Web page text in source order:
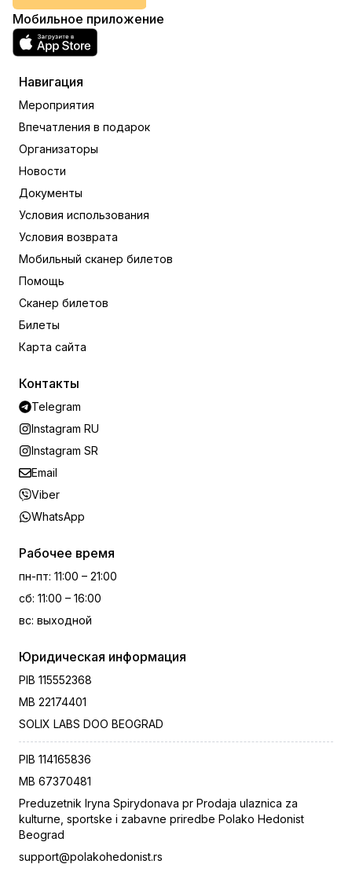
Мобильное приложение
Навигация
Мероприятия
Впечатления в подарок
Организаторы
Новости
Документы
Условия использования
Условия возврата
Мобильный сканер билетов
Помощь
Сканер билетов
Билеты
Карта сайта
Контакты
Telegram
Instagram RU
Instagram SR
Email
Viber
WhatsApp
Рабочее время
пн-пт: 11:00 – 21:00
сб: 11:00 – 16:00
вс: выходной
Юридическая информация
PIB 115552368
MB 22174401
SOLIX LABS DOO BEOGRAD
PIB 114165836
MB 67370481
Preduzetnik Iryna Spirydonava pr Prodaja ulaznica za
kulturne, sportske i zabavne priredbe Polako Hedonist
Beograd
support@polakohedonist.rs